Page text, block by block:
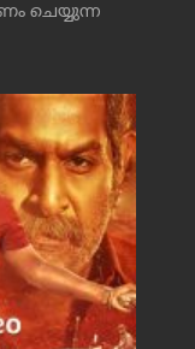
ചെയ്യുന്ന